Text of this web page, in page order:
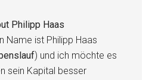
Philipp Haas
Name ist Philipp Haas
) und ich möchte es
sein Kapital besser